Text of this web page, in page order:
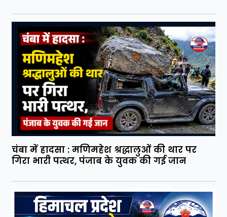
चंबा में हादसा : मणिमहेश श्रद्धालुओं की थार पर
गिरा भारी पत्थर, पंजाब के युवक की गई जान